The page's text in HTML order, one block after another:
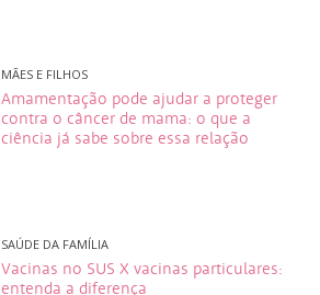
MÃES E FILHOS
Amamentação pode ajudar a proteger
contra o câncer de mama: o que a
ciência já sabe sobre essa relação
SAÚDE DA FAMÍLIA
Vacinas no SUS X vacinas particulares:
entenda a diferença